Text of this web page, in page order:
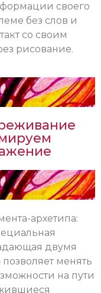
своего
без слов и
со своим
рисование.
архетипа:
двумя
менять
на пути